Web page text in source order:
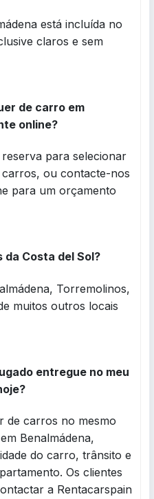
está incluída no
claros e sem
de carro em
online?
para selecionar
ou contacte-nos
para um orçamento
Costa del Sol?
Torremolinos,
muitos outros locais
entregue no meu
de carros no mesmo
Benalmádena,
do carro, trânsito e
Os clientes
a Rentacarspain